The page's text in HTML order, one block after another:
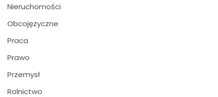
Nieruchomości
Obcojęzyczne
Praca
Prawo
Przemysł
Rolnictwo